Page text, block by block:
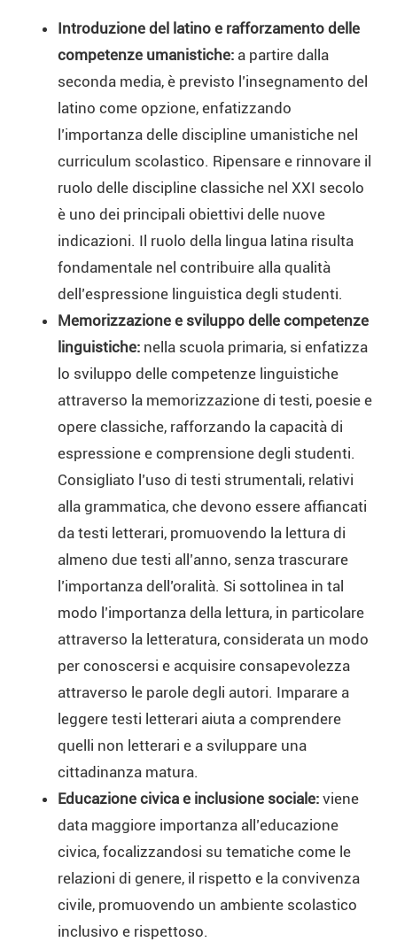
Introduzione del latino e rafforzamento delle
competenze umanistiche: a partire dalla
seconda media, è previsto l’insegnamento del
latino come opzione, enfatizzando
l’importanza delle discipline umanistiche nel
curriculum scolastico. Ripensare e rinnovare il
ruolo delle discipline classiche nel XXI secolo
è uno dei principali obiettivi delle nuove
indicazioni. Il ruolo della lingua latina risulta
fondamentale nel contribuire alla qualità
dell’espressione linguistica degli studenti.
Memorizzazione e sviluppo delle competenze
linguistiche: nella scuola primaria, si enfatizza
lo sviluppo delle competenze linguistiche
attraverso la memorizzazione di testi, poesie e
opere classiche, rafforzando la capacità di
espressione e comprensione degli studenti.
Consigliato l’uso di testi strumentali, relativi
alla grammatica, che devono essere affiancati
da testi letterari, promuovendo la lettura di
almeno due testi all’anno, senza trascurare
l’importanza dell’oralità. Si sottolinea in tal
modo l’importanza della lettura, in particolare
attraverso la letteratura, considerata un modo
per conoscersi e acquisire consapevolezza
attraverso le parole degli autori. Imparare a
leggere testi letterari aiuta a comprendere
quelli non letterari e a sviluppare una
cittadinanza matura.
Educazione civica e inclusione sociale: viene
data maggiore importanza all’educazione
civica, focalizzandosi su tematiche come le
relazioni di genere, il rispetto e la convivenza
civile, promuovendo un ambiente scolastico
inclusivo e rispettoso.